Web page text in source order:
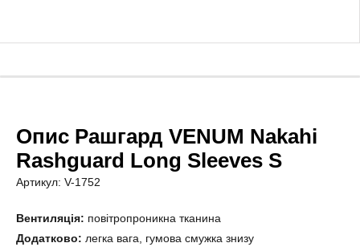
Опис Рашгард VENUM Nakahi
Rashguard Long Sleeves S
Артикул: V-1752
Вентиляція: повітропроникна тканина
Додатково: легка вага, гумова смужка знизу